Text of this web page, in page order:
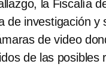
la Fiscalía
de investigación y
de video
de las posibles